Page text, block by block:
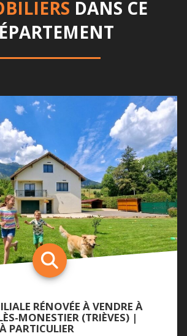
DANS CE
RÉNOVÉE À VENDRE À
MONESTIER (TRIÈVES) |
PARTICULIER